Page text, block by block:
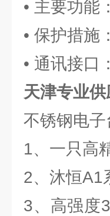
• 主要功能
• 保护措施
• 通讯接口
天津专业
不锈钢电子
1、一只高
2、沐恒A1
3、高强度